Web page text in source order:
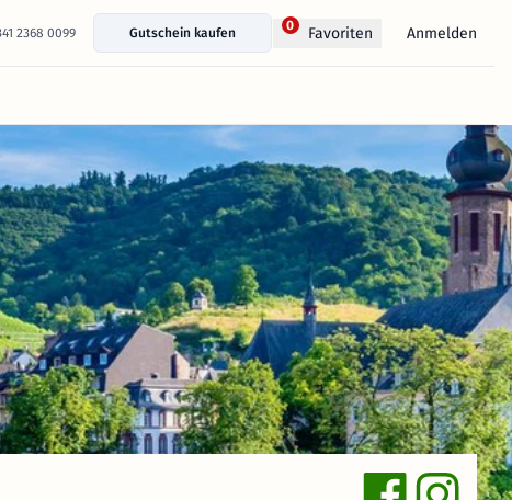
2368 0099 Gutschein kaufen
0 Favoriten Anmelden